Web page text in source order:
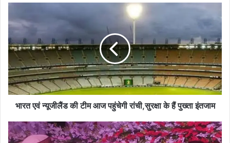
न्यूजीलैंड
की
टीम
आज
पहुंचेगी
रांची,सुरक्षा
के
इंतजाम
भारत एवं न्यूजीलैंड की टीम आज पहुंचेगी रांची,सुरक्षा के हैं पुख्ता इंतजाम
पंडित
देवीकांत